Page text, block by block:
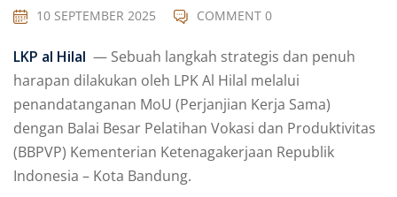
10 SEPTEMBER 2025 COMMENT 0
LKP al Hilal — Sebuah langkah strategis dan penuh
harapan dilakukan oleh LPK Al Hilal melalui
penandatanganan MoU (Perjanjian Kerja Sama)
dengan Balai Besar Pelatihan Vokasi dan Produktivitas
(BBPVP) Kementerian Ketenagakerjaan Republik
Indonesia – Kota Bandung.